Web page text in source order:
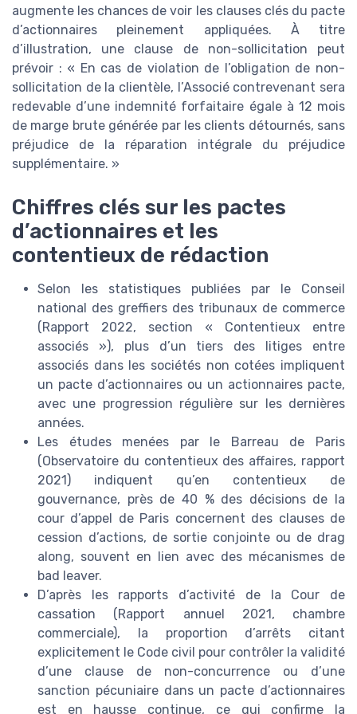
augmente les chances de voir les clauses clés du pacte
d’actionnaires pleinement appliquées. À titre
d’illustration, une clause de non-sollicitation peut
prévoir : « En cas de violation de l’obligation de non-
sollicitation de la clientèle, l’Associé contrevenant sera
redevable d’une indemnité forfaitaire égale à 12 mois
de marge brute générée par les clients détournés, sans
préjudice de la réparation intégrale du préjudice
supplémentaire. »
Chiffres clés sur les pactes
d’actionnaires et les
contentieux de rédaction
Selon les statistiques publiées par le Conseil
national des greffiers des tribunaux de commerce
(Rapport 2022, section « Contentieux entre
associés »), plus d’un tiers des litiges entre
associés dans les sociétés non cotées impliquent
un pacte d’actionnaires ou un actionnaires pacte,
avec une progression régulière sur les dernières
années.
Les études menées par le Barreau de Paris
(Observatoire du contentieux des affaires, rapport
2021) indiquent qu’en contentieux de
gouvernance, près de 40 % des décisions de la
cour d’appel de Paris concernent des clauses de
cession d’actions, de sortie conjointe ou de drag
along, souvent en lien avec des mécanismes de
bad leaver.
D’après les rapports d’activité de la Cour de
cassation (Rapport annuel 2021, chambre
commerciale), la proportion d’arrêts citant
explicitement le Code civil pour contrôler la validité
d’une clause de non-concurrence ou d’une
sanction pécuniaire dans un pacte d’actionnaires
est en hausse continue, ce qui confirme la